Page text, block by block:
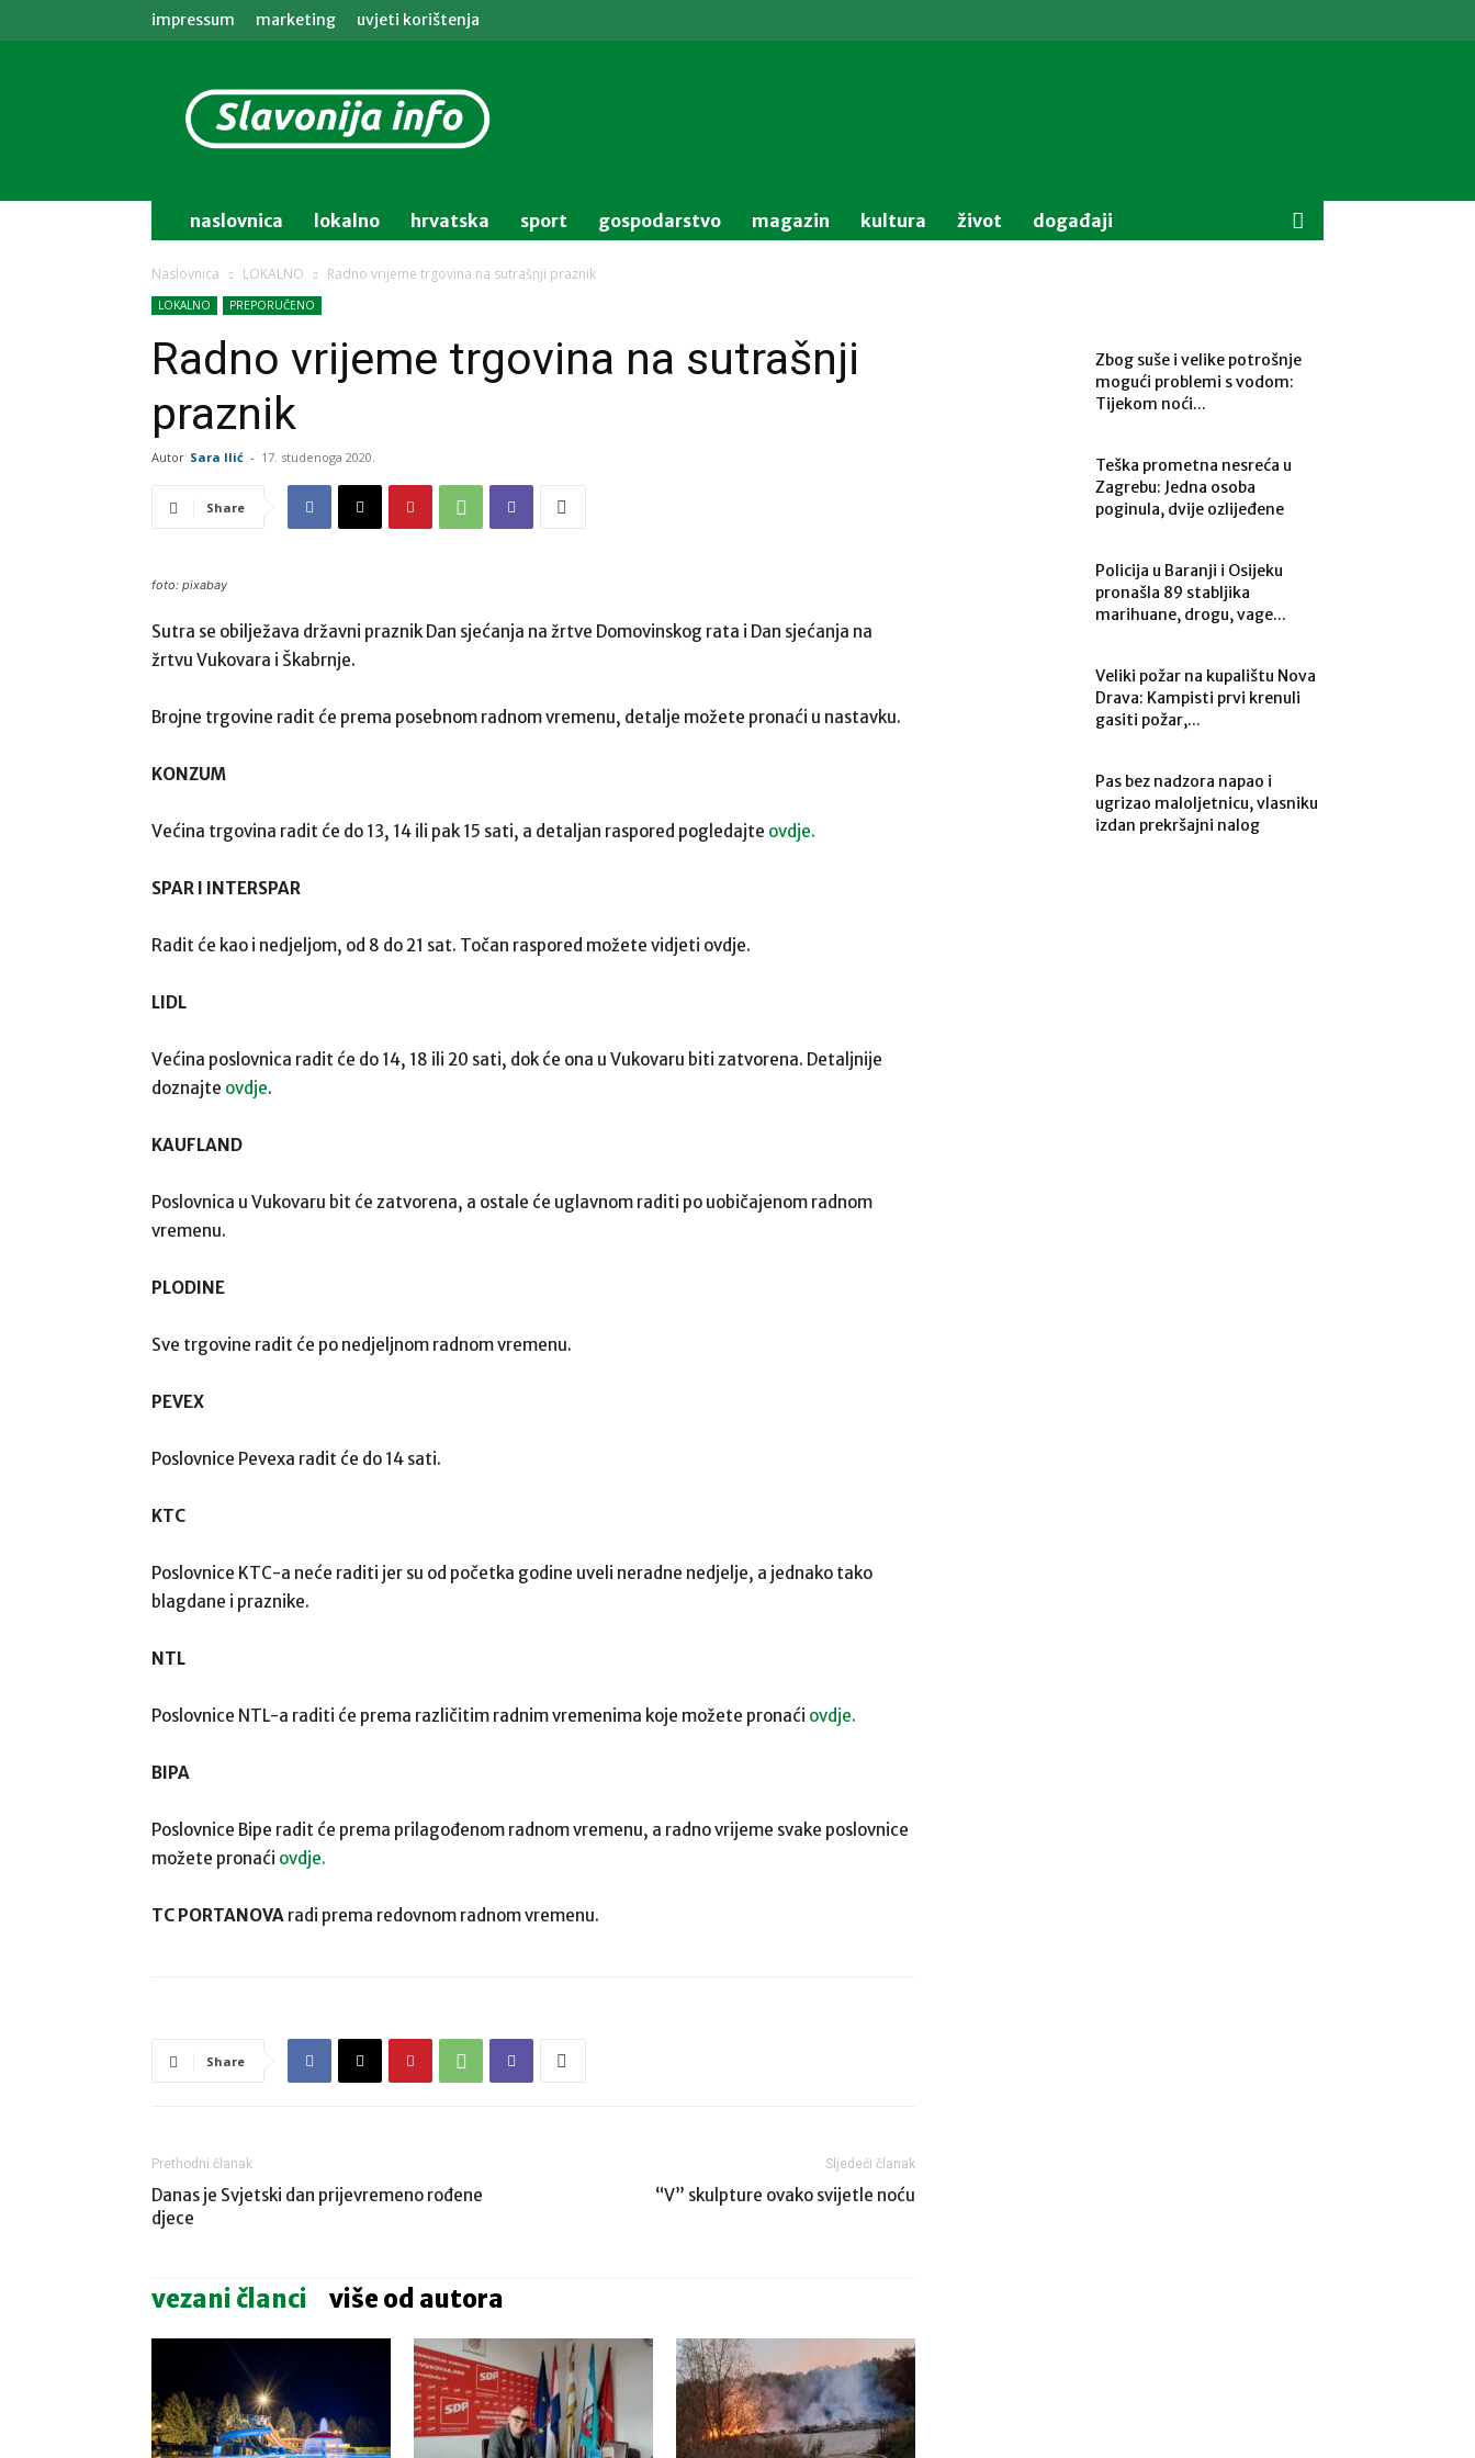
impressum marketing uvjeti korištenja
info
naslovnica lokalno hrvatska sport gospodarstvo magazin kultura život događaji
Naslovnica LOKALNO Radno vrijeme trgovina na sutrašnji praznik
LOKALNO PREPORUČENO
Radno vrijeme trgovina na sutrašnji
praznik
Autor Sara Ilić - 17. studenoga 2020.
Share
foto: pixabay
Sutra se obilježava državni praznik Dan sjećanja na žrtve Domovinskog rata i Dan sjećanja na
žrtvu Vukovara i Škabrnje.
Brojne trgovine radit će prema posebnom radnom vremenu, detalje možete pronaći u nastavku.
KONZUM
Većina trgovina radit će do 13, 14 ili pak 15 sati, a detaljan raspored pogledajte ovdje.
SPAR I INTERSPAR
Radit će kao i nedjeljom, od 8 do 21 sat. Točan raspored možete vidjeti ovdje.
LIDL
Većina poslovnica radit će do 14, 18 ili 20 sati, dok će ona u Vukovaru biti zatvorena. Detaljnije
doznajte ovdje.
KAUFLAND
Poslovnica u Vukovaru bit će zatvorena, a ostale će uglavnom raditi po uobičajenom radnom
vremenu.
PLODINE
Sve trgovine radit će po nedjeljnom radnom vremenu.
PEVEX
Poslovnice Pevexa radit će do 14 sati.
KTC
Poslovnice KTC-a neće raditi jer su od početka godine uveli neradne nedjelje, a jednako tako
blagdane i praznike.
NTL
Poslovnice NTL-a raditi će prema različitim radnim vremenima koje možete pronaći ovdje.
BIPA
Poslovnice Bipe radit će prema prilagođenom radnom vremenu, a radno vrijeme svake poslovnice
možete pronaći ovdje.
TC PORTANOVA radi prema redovnom radnom vremenu.
Share
Prethodni članak
Danas je Svjetski dan prijevremeno rođene
djece
Sljedeći članak
“V” skulpture ovako svijetle noću
vezani članci više od autora
Zbog suše i velike potrošnje
mogući problemi s vodom:
Tijekom noći...
Teška prometna nesreća u
Zagrebu: Jedna osoba
poginula, dvije ozlijeđene
Policija u Baranji i Osijeku
pronašla 89 stabljika
marihuane, drogu, vage...
Veliki požar na kupalištu Nova
Drava: Kampisti prvi krenuli
gasiti požar,...
Pas bez nadzora napao i
ugrizao maloljetnicu, vlasniku
izdan prekršajni nalog